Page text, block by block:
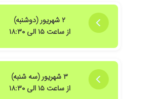
۲ شهریور (دوشنبه)
از ساعت ۱۵ الی ۱۸:۳۰
۳ شهریور (سه شنبه)
از ساعت ۱۵ الی ۱۸:۳۰